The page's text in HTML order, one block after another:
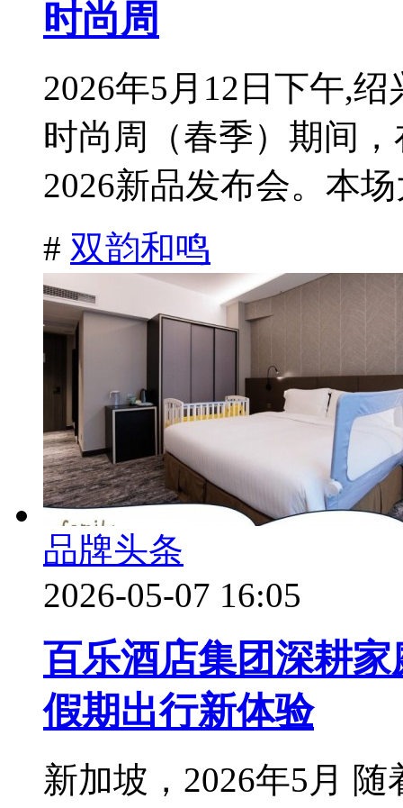
时尚周
2026年5月12日下午,
时尚周（春季）期间
2026新品发布会。本
# 双韵和鸣
品牌头条
2026-05-07 16:05
百乐酒店集团深耕
假期出行新体验
新加坡，2026年5月